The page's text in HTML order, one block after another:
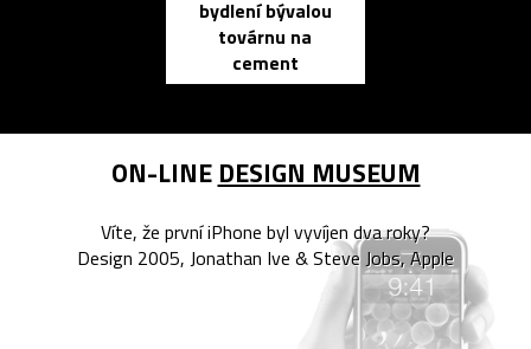
bydlení bývalou
továrnu na
cement
ON-LINE DESIGN MUSEUM
Víte, že první iPhone byl vyvíjen dva roky?
Design 2005, Jonathan Ive & Steve Jobs, Apple